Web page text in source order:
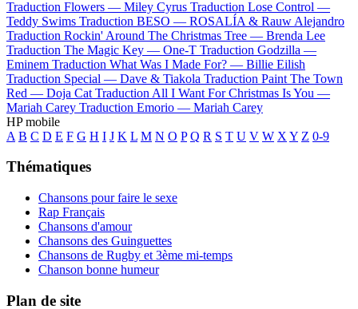
Traduction Flowers — Miley Cyrus Traduction Lose Control —
Teddy Swims Traduction BESO — ROSALÍA & Rauw Alejandro
Traduction Rockin' Around The Christmas Tree — Brenda Lee
Traduction The Magic Key — One-T Traduction Godzilla —
Eminem Traduction What Was I Made For? — Billie Eilish
Traduction Special — Dave & Tiakola Traduction Paint The Town
Red — Doja Cat Traduction All I Want For Christmas Is You —
Mariah Carey Traduction Emorio — Mariah Carey
HP mobile
A B C D E F G H I J K L M N O P Q R S T U V W X Y Z 0-9
Thématiques
Chansons pour faire le sexe
Rap Français
Chansons d'amour
Chansons des Guinguettes
Chansons de Rugby et 3ème mi-temps
Chanson bonne humeur
Plan de site